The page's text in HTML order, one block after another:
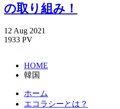
の取り組み！
12 Aug 2021
1933 PV
HOME
韓国
ホーム
エコラシーとは？